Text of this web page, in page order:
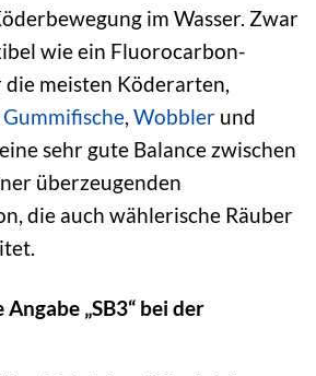
im Wasser. Zwar
wie ein Fluorocarbon-
meisten Köderarten,
Gummifische, Wobbler und
sehr gute Balance zwischen
überzeugenden
die auch wählerische Räuber
„SB3“ bei der